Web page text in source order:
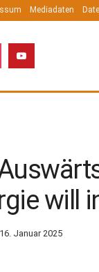
Mediadaten
will
Januar 2025